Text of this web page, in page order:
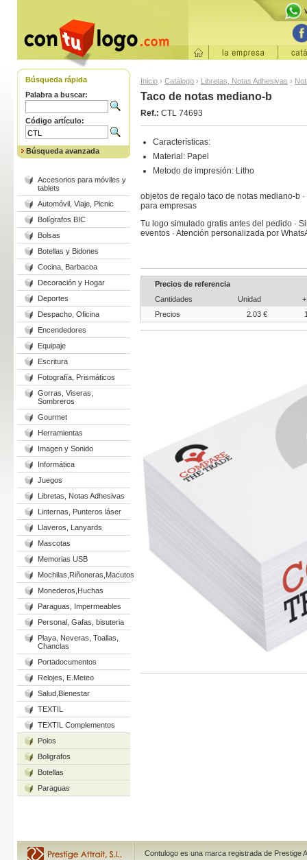
Búsqueda rápida
Palabra a buscar:
Código artículo:
Búsqueda avanzada
Accesorios para móviles y
tablets
Automóvil, Viaje, Picnic
Bolígrafos BIC
Bolsas
Botellas y Bidones
Cocina, Barbacoa
Decoración y Hogar
Deportes
Despacho, Oficina
Encendedores
Equipaje
Escritura
Fotografía, Prismáticos
Gorras, Viseras,
Sombreros
Gourmet
Herramientas
Imagen y Sonido
Informática
Juegos
Libretas, Notas Adhesivas
Linternas, Punteros láser
Llaveros, Lanyards
Mascotas
Memorias USB
Mochilas,Riñoneras,Macutos
Monederos,Huchas
Paraguas, Impermeables
Personal, Gafas, bisuteria
Playa, Neveras, Toallas,
Chanclas
Portadocumentos
Relojes, E.Meteo
Salud,Bienestar
TEXTIL
TEXTIL Complementos
Polos
Boligrafos
Botellas
Paraguas
Inicio › Catálogo › Libretas, Notas Adhesivas ›
Taco de notas mediano-b
Ref.: CTL 74693
Características:
Material: Papel
Metodo de impresión: Litho
objetos de regalo taco de notas mediano-b
para empresas
Tu logo simulado gratis antes del pedido ·
eventos · Atención personalizada por
Precios de referencia
Cantidades
Unidad
Precios
2.03 €
Contulogo es una marca registrada de